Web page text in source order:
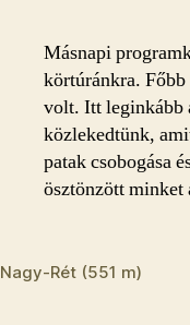
Másnapi
körtúránkra.
volt. Itt leginkább
közlekedtünk,
patak csobogása
ösztönzött minket
Nagy-Rét (551 m)